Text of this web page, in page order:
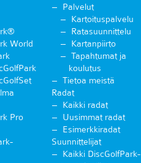
World
Pro
Palvelut
Kartoituspalvelu
Ratasuunnittelu
Kartanpiirto
Tapahtumat ja
koulutus
Tietoa meistä
Radat
Kaikki radat
Uusimmat radat
Esimerkkiradat
Suunnittelijat
Kaikki DiscGolfPark-